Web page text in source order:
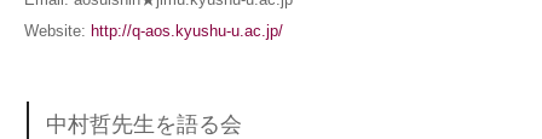
Website: http://q-aos.kyushu-u.ac.jp/
中村哲先生を語る会